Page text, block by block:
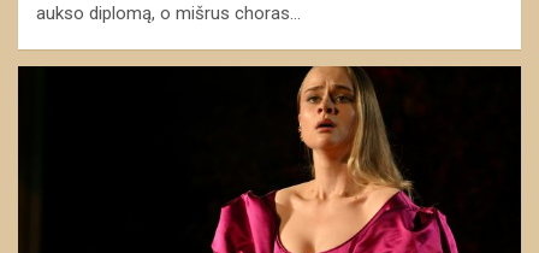
aukso diplomą, o mišrus choras…